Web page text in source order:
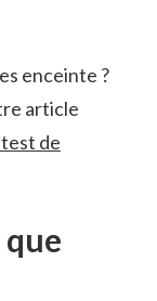
enceinte ?
article
test de
que